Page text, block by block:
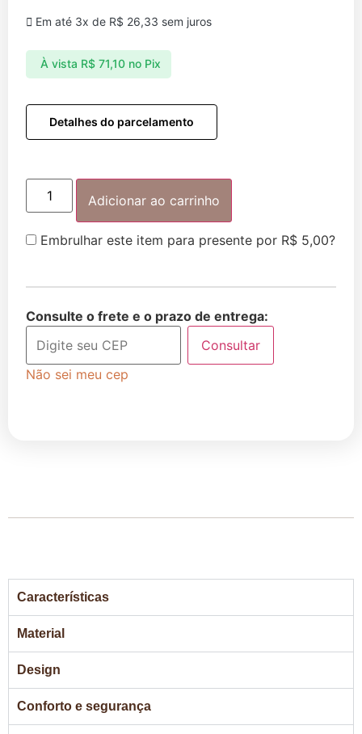
Em até 3x de R$ 26,33 sem juros
À vista R$71,10 no Pix
Detalhes do parcelamento
Adicionar ao carrinho
Embrulhar este item para presente por R$ 5,00?
Consulte o frete e o prazo de entrega:
Consultar
Não sei meu cep
Características
Material
Design
Conforto e segurança